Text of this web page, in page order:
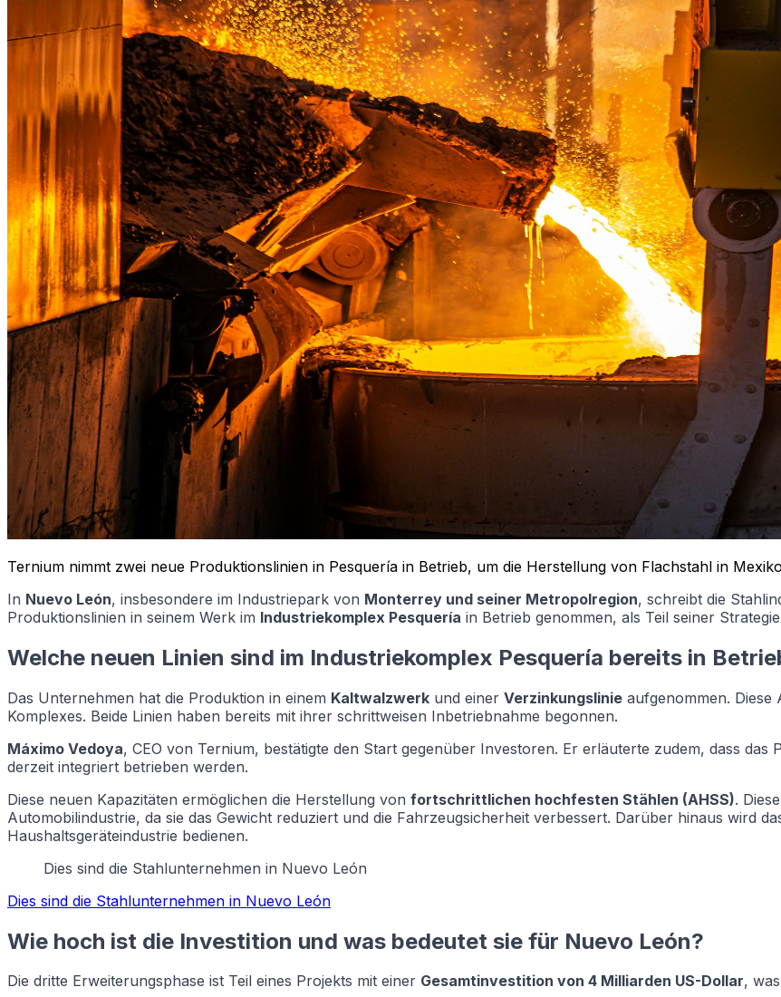
Ternium nimmt zwei neue Produktionslinien in Pesquería in Betrieb, um die Herstellung von Flachstahl in
In Nuevo León, insbesondere im Industriepark von Monterrey und seiner Metropolregion, schreibt die
Produktionslinien in seinem Werk im Industriekomplex Pesquería in Betrieb genommen, als Teil seiner
Welche neuen Linien sind im Industriekomplex Pesquería bereits in
Das Unternehmen hat die Produktion in einem Kaltwalzwerk und einer Verzinkungslinie aufgenommen. Diese
Komplexes. Beide Linien haben bereits mit ihrer schrittweisen Inbetriebnahme begonnen.
Máximo Vedoya, CEO von Ternium, bestätigte den Start gegenüber Investoren. Er erläuterte zudem, dass das
derzeit integriert betrieben werden.
Diese neuen Kapazitäten ermöglichen die Herstellung von fortschrittlichen hochfesten Stählen (AHSS).
Automobilindustrie, da sie das Gewicht reduziert und die Fahrzeugsicherheit verbessert. Darüber hinaus wird
Haushaltsgeräteindustrie bedienen.
Dies sind die Stahlunternehmen in Nuevo León
Dies sind die Stahlunternehmen in Nuevo León
Wie hoch ist die Investition und was bedeutet sie für Nuevo León?
Die dritte Erweiterungsphase ist Teil eines Projekts mit einer Gesamtinvestition von 4 Milliarden US-Dollar,